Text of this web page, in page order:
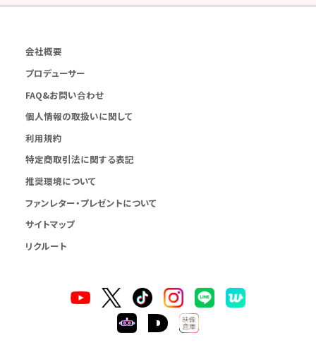
会社概要
プロデューサー
FAQ&お問い合わせ
個人情報の取扱いに関して
利用規約
特定商取引法に関する表記
推奨環境について
ファンレター・プレゼントについて
サイトマップ
リクルート